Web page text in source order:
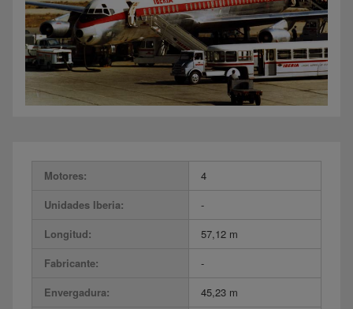
Motores:
4
Unidades Iberia:
-
Longitud:
57,12 m
Fabricante:
-
Envergadura:
45,23 m